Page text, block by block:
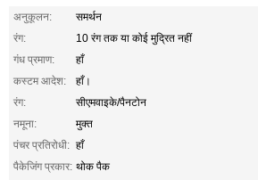
अनुकूलन:
समर्थन
रंग:
10 रंग तक या कोई मुद्रित नहीं
गंध प्रमाण:
हाँ
कस्टम आदेश:
हाँ।
रंग:
सीएमवाइके/पैनटोन
नमूना:
मुक्त
पंचर प्रतिरोधी: हाँ
पैकेजिंग प्रकार: थोक पैक